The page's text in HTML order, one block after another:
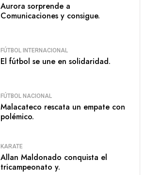
Aurora sorprende a
Comunicaciones y consigue.
FÚTBOL INTERNACIONAL
El fútbol se une en solidaridad.
FÚTBOL NACIONAL
Malacateco rescata un empate con
polémico.
KARATE
Allan Maldonado conquista el
tricampeonato y.